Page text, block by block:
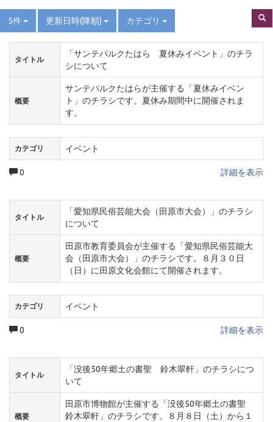
5件 更新日時(降順) カテゴリ
タイトル
「サンテパルクたはら 夏休みイベント」のチラ
シについて
概要
サンテパルクたはらが主催する「夏休みイベン
ト」のチラシです。夏休み期間中に開催されま
す。
カテゴリ イベント
0 詳細を表示
タイトル
「愛知県民俗芸能大会（田原市大会）」のチラシ
について
概要
田原市教育委員会が主催する「愛知県民俗芸能大
会（田原市大会）」のチラシです。８月３０日
（日）に田原文化会館にて開催されます。
カテゴリ イベント
0 詳細を表示
タイトル
「没後50年郷土の書聖 鈴木翠軒」のチラシにつ
いて
概要
田原市博物館が主催する「没後50年郷土の書聖
鈴木翠軒」のチラシです。８月８日（土）から１